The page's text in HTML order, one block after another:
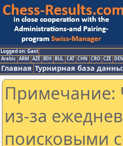
Logged on: Gast
Arabic ARM AZE BIH BUL CAT CHN CRO CZE DEN
Главная Турнирная база
Примечание:
из-за
поисковыми